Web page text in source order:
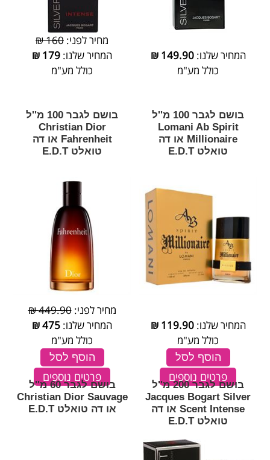
המחיר שלנו:149.90
₪
כולל מע"מ
מחיר לפני: 160 ₪
המחיר שלנו: 179
₪
כולל מע"מ
בושם לגבר 100 מ''ל
Lomani Ab Spirit
Millionaire או דה
טואלט E.D.T
המחיר שלנו:119.90
₪
כולל מע"מ
הוסף לסל
פרטים נוספים
בושם לגבר 100 מ''ל
Christian Dior
Fahrenheit או דה
טואלט E.D.T
מחיר לפני:449.90 ₪
המחיר שלנו: 475
₪
כולל מע"מ
הוסף לסל
פרטים נוספים
בושם לגבר 200 מ''ל
Jacques Bogart Silver
Scent Intense או דה
טואלט E.D.T
בושם לגבר 60 מ''ל
Christian Dior Sauvage
או דה טואלט E.D.T